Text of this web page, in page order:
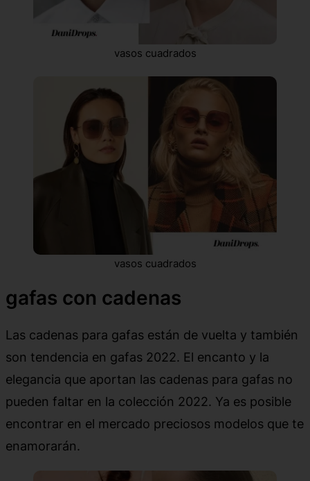
vasos cuadrados
vasos cuadrados
gafas con cadenas
Las cadenas para gafas están de vuelta y también
son tendencia en gafas 2022. El encanto y la
elegancia que aportan las cadenas para gafas no
pueden faltar en la colección 2022. Ya es posible
encontrar en el mercado preciosos modelos que te
enamorarán.